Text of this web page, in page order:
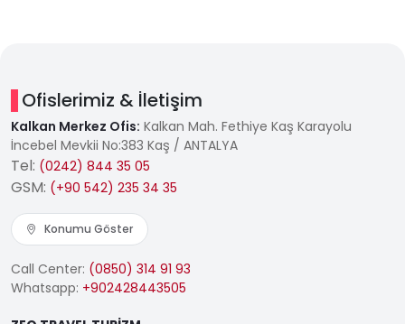
Ofislerimiz & İletişim
Kalkan Merkez Ofis: Kalkan Mah. Fethiye Kaş Karayolu
İncebel Mevkii No:383 Kaş / ANTALYA
Tel: (0242) 844 35 05
GSM: (+90 542) 235 34 35
Konumu Göster
Call Center: (0850) 314 91 93
Whatsapp: +902428443505